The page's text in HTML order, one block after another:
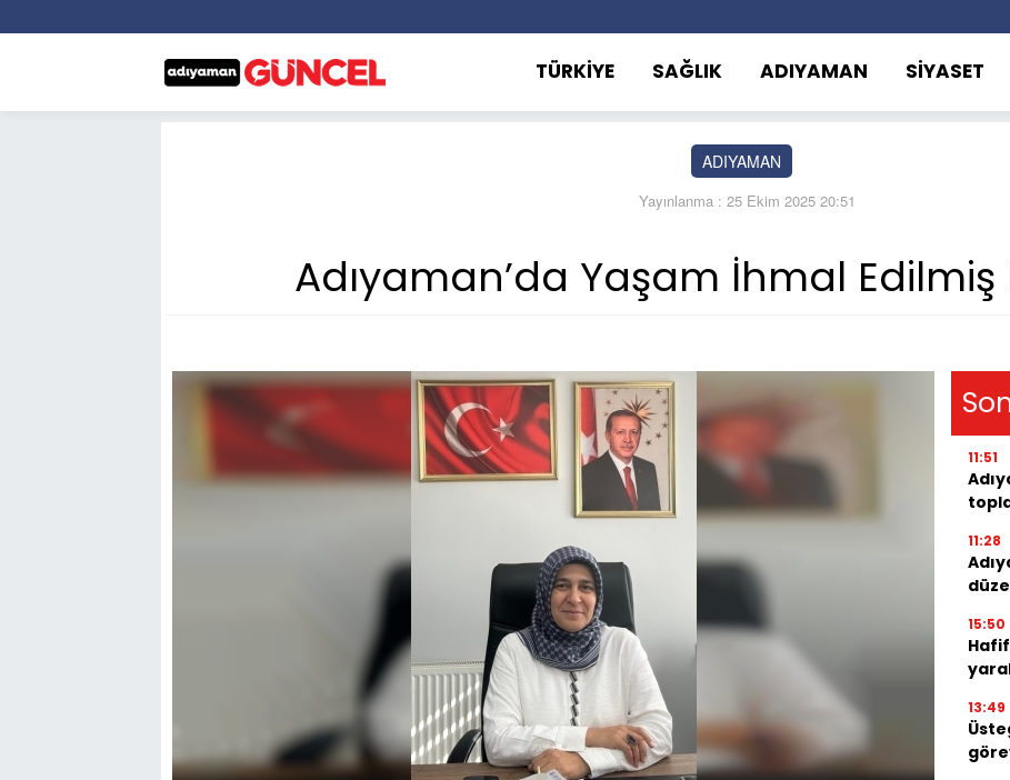
TÜRKİYE SAĞLIK ADIYAMAN SİYASET
ADIYAMAN
Yayınlanma : 25 Ekim 2025 20:51
Adıyaman’da Yaşam İhmal
11:51
11:28
15:50
13:49